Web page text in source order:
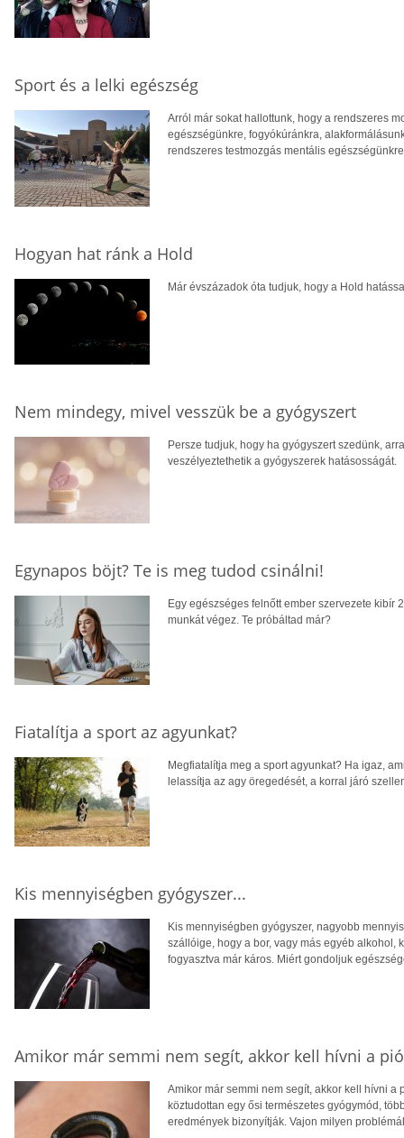
Sport és a lelki egészség
Arról már sokat hallottunk, hogy a rendszeres
egészségünkre, fogyókúránkra,
rendszeres testmozgás mentális
Hogyan hat ránk a Hold
Már évszázadok óta tudjuk, hogy a Hold
Nem mindegy, mivel vesszük be a gyógyszert
Persze tudjuk, hogy ha gyógyszert szedünk,
veszélyeztethetik a gyógyszerek hatásosságát.
Egynapos böjt? Te is meg tudod csinálni!
Egy egészséges felnőtt ember szervezete kibír
munkát végez. Te próbáltad már?
Fiatalítja a sport az agyunkat?
Megfiatalítja meg a sport agyunkat? Ha igaz,
lelassítja az agy öregedését, a korral járó
Kis mennyiségben gyógyszer...
Kis mennyiségben gyógyszer, nagyobb
szállóige, hogy a bor, vagy más egyéb alkohol,
fogyasztva már káros. Miért gondoljuk
Amikor már semmi nem segít, akkor kell hívni a
Amikor már semmi nem segít, akkor kell hívni a
köztudottan egy ősi természetes gyógymód,
eredmények bizonyítják. Vajon milyen